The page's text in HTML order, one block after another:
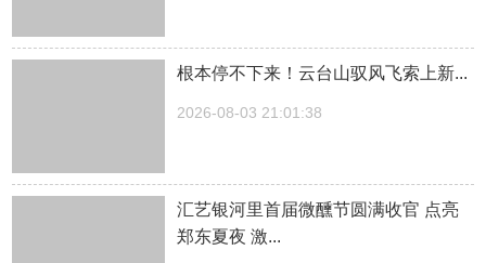
根本停不下来！云台山驭风飞索上新...
2026-08-03 21:01:38
汇艺银河里首届微醺节圆满收官 点亮
郑东夏夜 激...